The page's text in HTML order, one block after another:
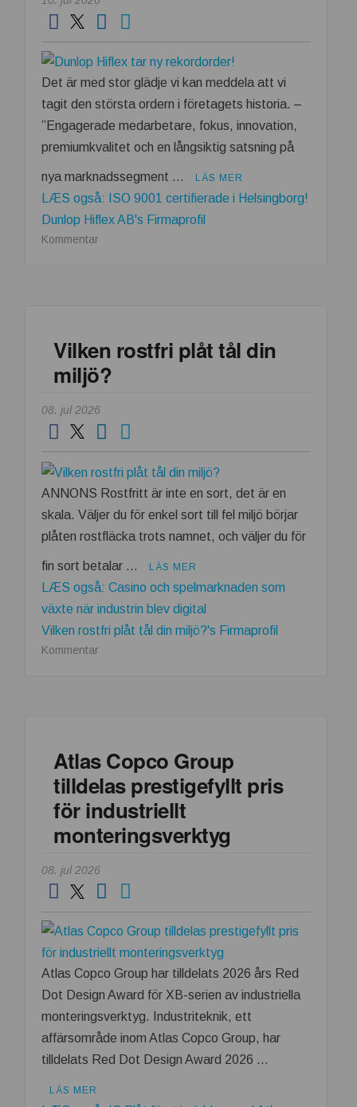
Det är med stor glädje vi kan meddela att vi
tagit den största ordern i företagets historia. –
”Engagerade medarbetare, fokus, innovation,
premiumkvalitet och en långsiktig satsning på
nya marknadssegment … LÄS MER
LÆS også: ISO 9001 certifierade i Helsingborg!
Dunlop Hiflex AB's Firmaprofil
Kommentar
Vilken rostfri plåt tål din
miljö?
08. jul 2026
ANNONS Rostfritt är inte en sort, det är en
skala. Väljer du för enkel sort till fel miljö börjar
plåten rostfläcka trots namnet, och väljer du för
fin sort betalar … LÄS MER
LÆS også: Casino och spelmarknaden som
växte när industrin blev digital
Vilken rostfri plåt tål din miljö?'s Firmaprofil
Kommentar
miljö?
Atlas Copco Group
tilldelas prestigefyllt pris
för industriellt
monteringsverktyg
08. jul 2026
Atlas Copco Group har tilldelats 2026 års Red
Dot Design Award för XB-serien av industriella
monteringsverktyg. Industriteknik, ett
affärsområde inom Atlas Copco Group, har
tilldelats Red Dot Design Award 2026 …
LÄS MER